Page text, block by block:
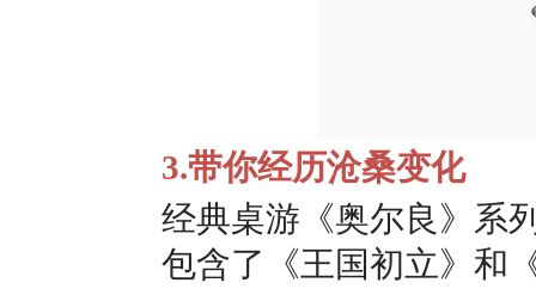
3.带你经历沧桑变化
经典桌游《奥尔良》系
包含了《王国初立》和